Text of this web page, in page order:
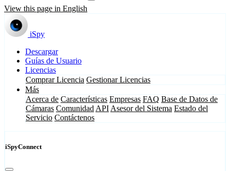
View this page in English
iSpy
Descargar
Guías de Usuario
Licencias
Comprar Licencia Gestionar Licencias
Más
Acerca de Características Empresas FAQ Base de Datos de
Cámaras Comunidad API Asesor del Sistema Estado del
Servicio Contáctenos
iSpyConnect